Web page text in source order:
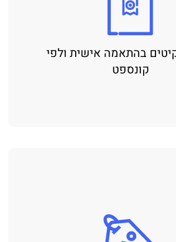
בהתאמה אישית ולפי
קונספט